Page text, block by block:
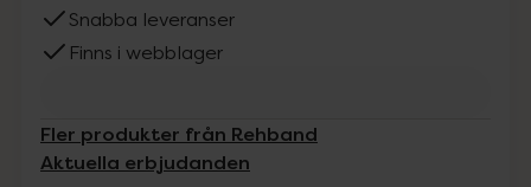
Snabba leveranser
Finns i webblager
Fler produkter från Rehband
Aktuella erbjudanden